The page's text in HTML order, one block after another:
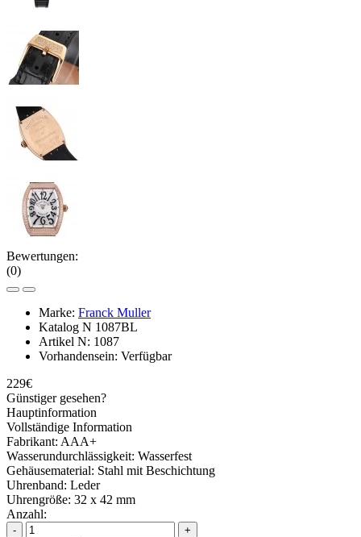
Bewertungen:
(0)
Marke: Franck Muller
Katalog N 1087BL
Artikel N: 1087
Vorhandensein: Verfügbar
229€
Günstiger gesehen?
Hauptinformation
Vollständige Information
Fabrikant: AAA+
Wasserundurchlässigkeit: Wasserfest
Gehäusematerial: Stahl mit Beschichtung
Uhrenband: Leder
Uhrengröße: 32 x 42 mm
Anzahl:
-
+